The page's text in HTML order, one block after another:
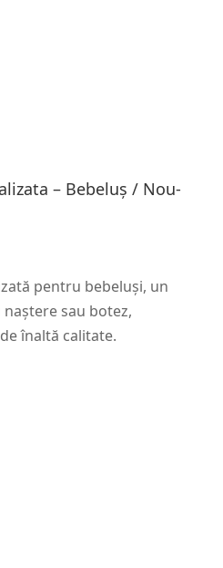
– Bebeluș / Nou-
pentru bebeluși, un
sau botez,
înaltă calitate.